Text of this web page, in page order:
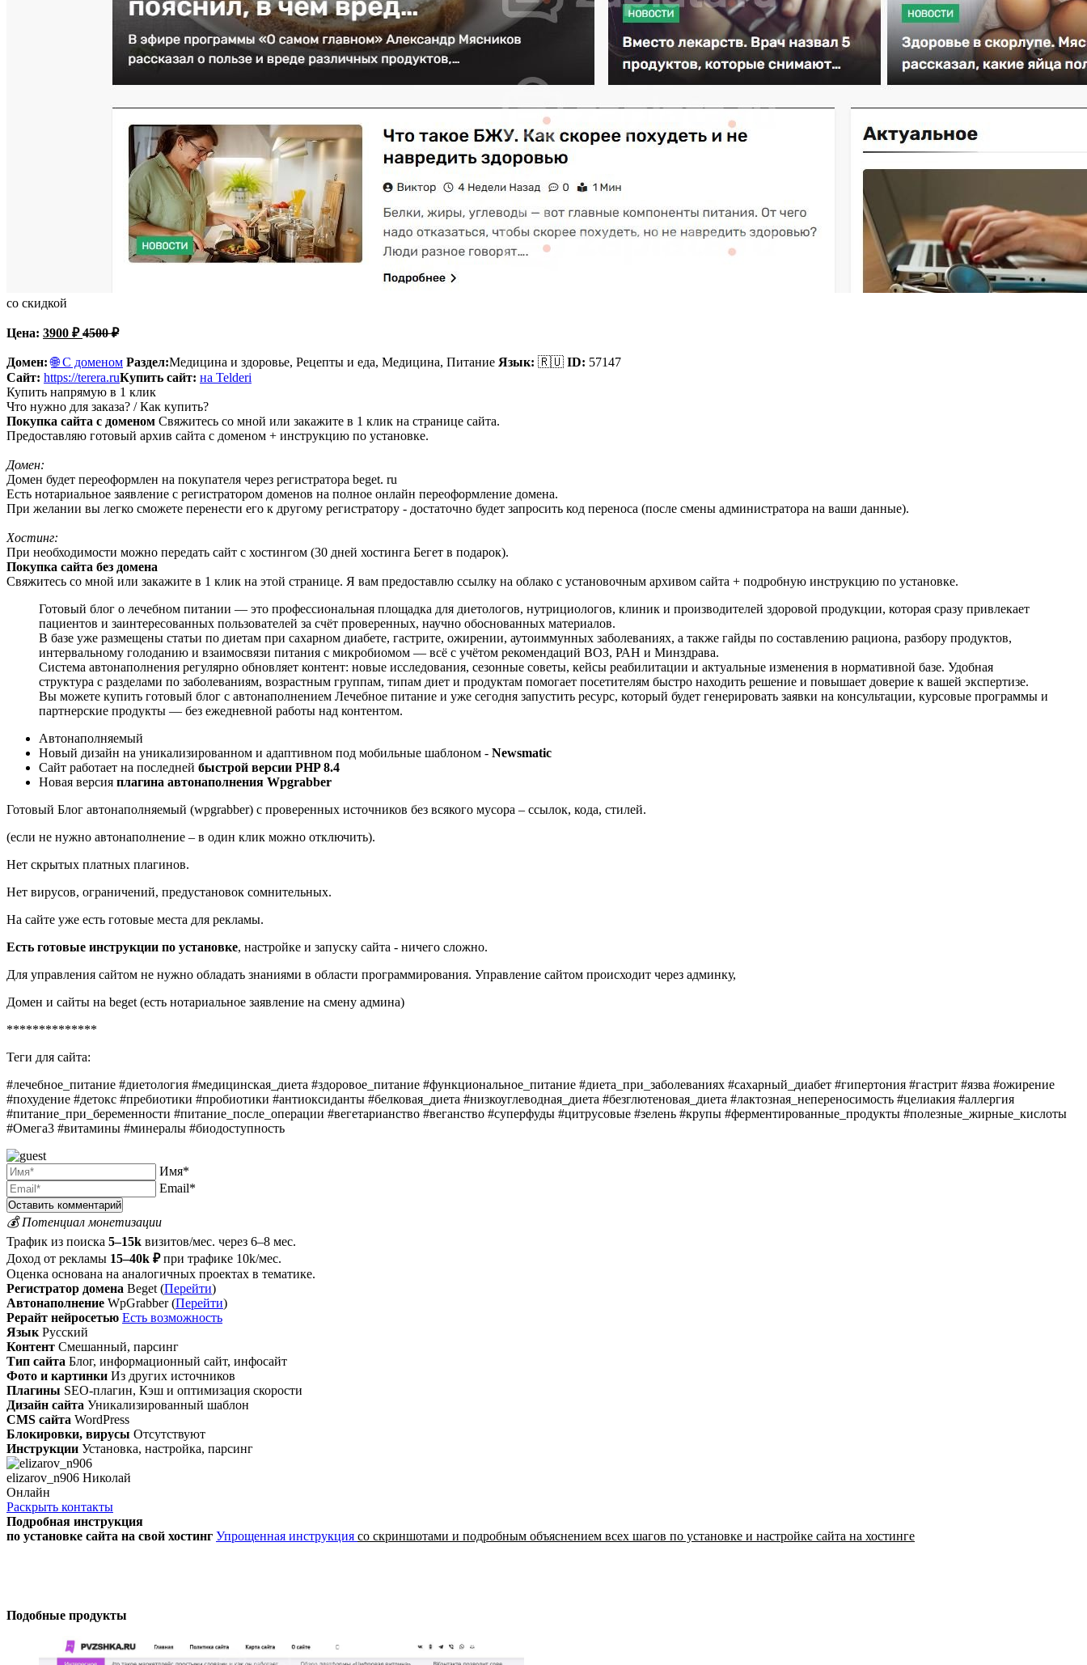
со скидкой
Цена: 3900 ₽ 4500₽
Домен: 🌐 С доменом Раздел:Медицина и здоровье, Рецепты и еда, Медицина, Питание Язык: 🇷🇺 ID: 57147
Сайт: https://terera.ruКупить сайт: на Telderi
Купить напрямую в 1 клик
Что нужно для заказа? / Как купить?
Покупка сайта с доменом Свяжитесь со мной или закажите в 1 клик на странице сайта.
Предоставляю готовый архив сайта с доменом + инструкцию по установке.
Домен:
Домен будет переоформлен на покупателя через регистратора beget. ru
Есть нотариальное заявление с регистратором доменов на полное онлайн переоформление домена.
При желании вы легко сможете перенести его к другому регистратору - достаточно будет запросить код переноса (после смены администратора на ваши данные).
Хостинг:
При необходимости можно передать сайт с хостингом (30 дней хостинга Бегет в подарок).
Покупка сайта без домена
Свяжитесь со мной или закажите в 1 клик на этой странице. Я вам предоставлю ссылку на облако с установочным архивом сайта + подробную инструкцию по установке.
Готовый блог о лечебном питании — это профессиональная площадка для диетологов, нутрициологов, клиник и производителей здоровой продукции, которая сразу привлекает
пациентов и заинтересованных пользователей за счёт проверенных, научно обоснованных материалов.
В базе уже размещены статьи по диетам при сахарном диабете, гастрите, ожирении, аутоиммунных заболеваниях, а также гайды по составлению рациона, разбору продуктов,
интервальному голоданию и взаимосвязи питания с микробиомом — всё с учётом рекомендаций ВОЗ, РАН и Минздрава.
Система автонаполнения регулярно обновляет контент: новые исследования, сезонные советы, кейсы реабилитации и актуальные изменения в нормативной базе. Удобная
структура с разделами по заболеваниям, возрастным группам, типам диет и продуктам помогает посетителям быстро находить решение и повышает доверие к вашей экспертизе.
Вы можете купить готовый блог с автонаполнением Лечебное питание и уже сегодня запустить ресурс, который будет генерировать заявки на консультации, курсовые программы и
партнерские продукты — без ежедневной работы над контентом.
Автонаполняемый
Новый дизайн на уникализированном и адаптивном под мобильные шаблоном - Newsmatic
Сайт работает на последней быстрой версии PHP 8.4
Новая версия плагина автонаполнения Wpgrabber
Готовый Блог автонаполняемый (wpgrabber) с проверенных источников без всякого мусора – ссылок, кода, стилей.
(если не нужно автонаполнение – в один клик можно отключить).
Нет скрытых платных плагинов.
Нет вирусов, ограничений, предустановок сомнительных.
На сайте уже есть готовые места для рекламы.
Есть готовые инструкции по установке, настройке и запуску сайта - ничего сложно.
Для управления сайтом не нужно обладать знаниями в области программирования. Управление сайтом происходит через админку,
Домен и сайты на beget (есть нотариальное заявление на смену админа)
**************
Теги для сайта:
#лечебное_питание #диетология #медицинская_диета #здоровое_питание #функциональное_питание #диета_при_заболеваниях #сахарный_диабет #гипертония #гастрит #язва #ожирение
#похудение #детокс #пребиотики #пробиотики #антиоксиданты #белковая_диета #низкоуглеводная_диета #безглютеновая_диета #лактозная_непереносимость #целиакия #аллергия
#питание_при_беременности #питание_после_операции #вегетарианство #веганство #суперфуды #цитрусовые #зелень #крупы #ферментированные_продукты #полезные_жирные_кислоты
#Омега3 #витамины #минералы #биодоступность
Имя*
Email*
💰 Потенциал монетизации
Трафик из поиска 5–15k визитов/мес. через 6–8 мес.
Доход от рекламы 15–40k ₽ при трафике 10k/мес.
Оценка основана на аналогичных проектах в тематике.
Регистратор домена Beget (Перейти)
Автонаполнение WpGrabber (Перейти)
Рерайт нейросетью Есть возможность
Язык Русский
Контент Смешанный, парсинг
Тип сайта Блог, информационный сайт, инфосайт
Фото и картинки Из других источников
Плагины SEO-плагин, Кэш и оптимизация скорости
Дизайн сайта Уникализированный шаблон
CMS сайта WordPress
Блокировки, вирусы Отсутствуют
Инструкции Установка, настройка, парсинг
elizarov_n906 Николай
Онлайн
Раскрыть контакты
Подробная инструкция
по установке сайта на свой хостинг Упрощенная инструкция со скриншотами и подробным объяснением всех шагов по установке и настройке сайта на хостинге
Подобные продукты